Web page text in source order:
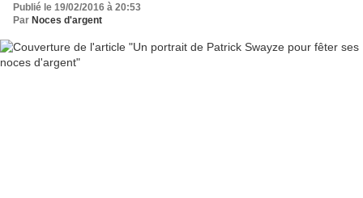
Publié le 19/02/2016 à 20:53
Par Noces d'argent